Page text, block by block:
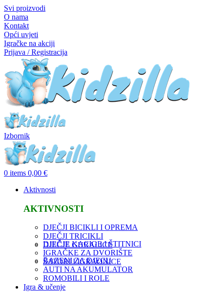
Svi proizvodi
O nama
Kontakt
Opći uvjeti
Igračke na akciji
Prijava / Registracija
Izbornik
0 items 0,00 €
Aktivnosti
AKTIVNOSTI
DJEČJI BICIKLI I OPREMA
DJEČJI TRICIKLI
DJEČJE GURALICE
DJEČJE KACIGE I ŠTITNICI
IGRAČKE ZA DVORIŠTE
ŠATORI I IGRAONICE
BAZENI ZA DJECU
AUTI NA AKUMULATOR
ROMOBILI I ROLE
Igra & učenje